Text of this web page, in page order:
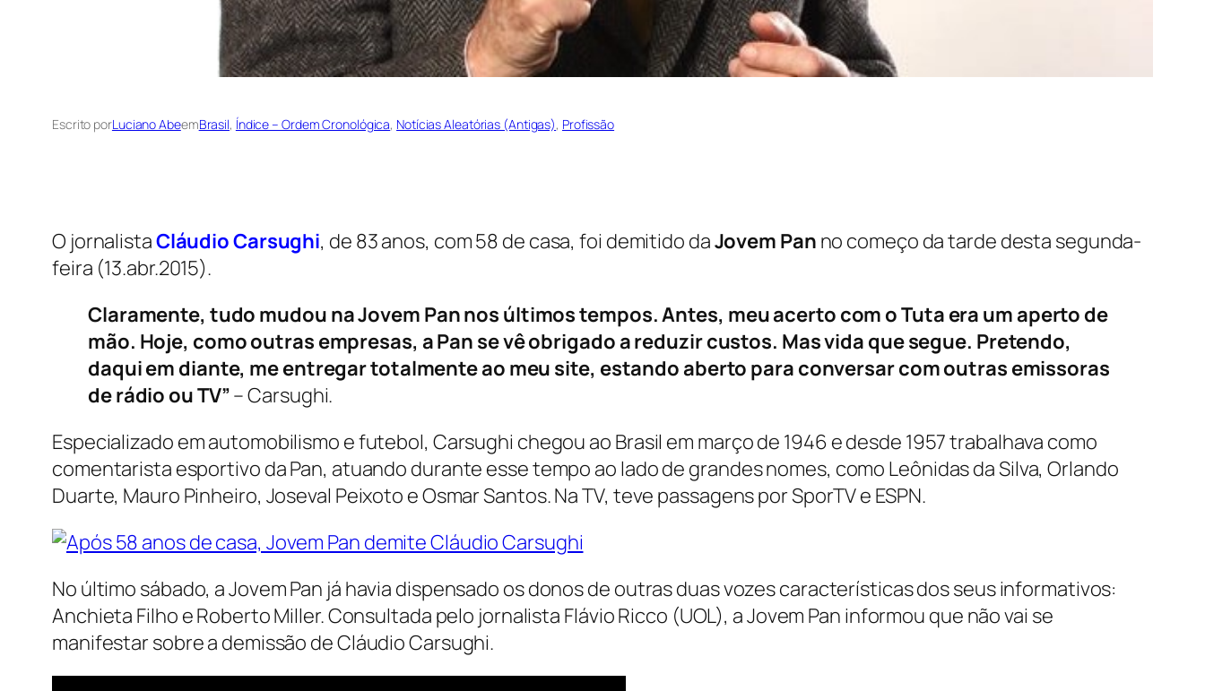
Escrito porLuciano AbeemBrasil, Índice – Ordem Cronológica, Notícias Aleatórias (Antigas), Profissão
O jornalistaCláudio Carsughi, de 83 anos, com 58 de casa, foi demitido daJovem Pan no começo da tarde desta segunda-
feira (13.abr.2015).
Claramente, tudo mudou na Jovem Pan nos últimos tempos. Antes, meu acerto com o Tuta era um aperto de
mão. Hoje, como outras empresas, a Pan se vê obrigado a reduzir custos. Mas vida que segue. Pretendo,
daqui em diante, me entregar totalmente ao meu site, estando aberto para conversar com outras emissoras
de rádio ou TV”– Carsughi.
Especializado em automobilismo e futebol, Carsughi chegou ao Brasil em março de 1946 e desde 1957 trabalhava como
comentarista esportivo da Pan, atuando durante esse tempo ao lado de grandes nomes, como Leônidas da Silva, Orlando
Duarte, Mauro Pinheiro, Joseval Peixoto e Osmar Santos. Na TV, teve passagens por SporTV e ESPN.
No último sábado, a Jovem Pan já havia dispensado os donos de outras duas vozes características dos seus informativos:
Anchieta Filho e Roberto Miller. Consultada pelo jornalista Flávio Ricco (UOL), a Jovem Pan informou que não vai se
manifestar sobre a demissão de Cláudio Carsughi.